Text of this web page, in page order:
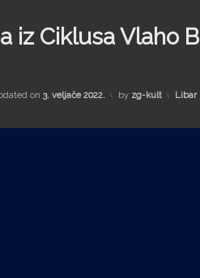
iz Ciklusa Vlaho
on 3. veljače 2022. by zg-kult Libar